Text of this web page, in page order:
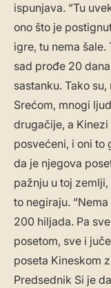
ispunjava. “Tu
ono što je
igre, tu nema šale.
sad prođe 20
sastanku. Tako
Srećom, mnogi
drugačije, a
posvećeni, i oni to
da je njegova
pažnju u toj
to negiraju.
200 hiljada. Pa
posetom, sve i
poseta Kineskom
Predsednik Si je